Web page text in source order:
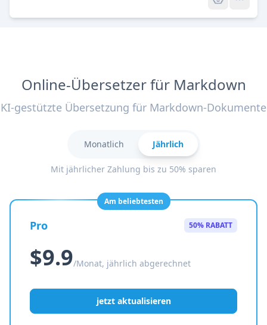
Online-Übersetzer für Markdown
KI-gestützte Übersetzung für Markdown-Dokumente
Monatlich Jährlich
Mit jährlicher Zahlung bis zu 50% sparen
Am beliebtesten
Pro 50% RABATT
$9.9/Monat, jährlich abgerechnet
jetzt aktualisieren